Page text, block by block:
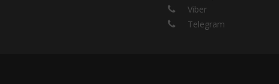
Viber
Telegram